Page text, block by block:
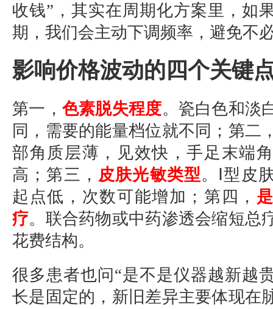
收钱”，其实在周期化方案里，如
期，我们会主动下调频率，避免不
影响价格波动的四个关键
第一， 色素脱失程度。瓷白色和淡
同，需要的能量档位就不同；第二
部角质层薄，见效快，手足末端
高；第三， 皮肤光敏类型。Ⅰ型皮
起点低，次数可能增加；第四，
疗。联合药物或中药渗透会缩短总
花费结构。
很多患者也问“是不是仪器越新越
长是固定的，新旧差异主要体现在